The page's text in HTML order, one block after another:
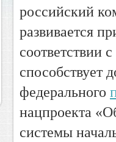
российский
развивается
соответствии
способствует
федерального
нацпроекта
системы